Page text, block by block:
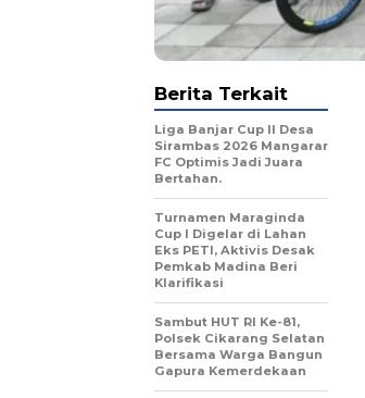
Berita Terkait
Liga Banjar Cup II Desa
Sirambas 2026 Mangarar
FC Optimis Jadi Juara
Bertahan.
Turnamen Maraginda
Cup I Digelar di Lahan
Eks PETI, Aktivis Desak
Pemkab Madina Beri
Klarifikasi
Sambut HUT RI Ke-81,
Polsek Cikarang Selatan
Bersama Warga Bangun
Gapura Kemerdekaan